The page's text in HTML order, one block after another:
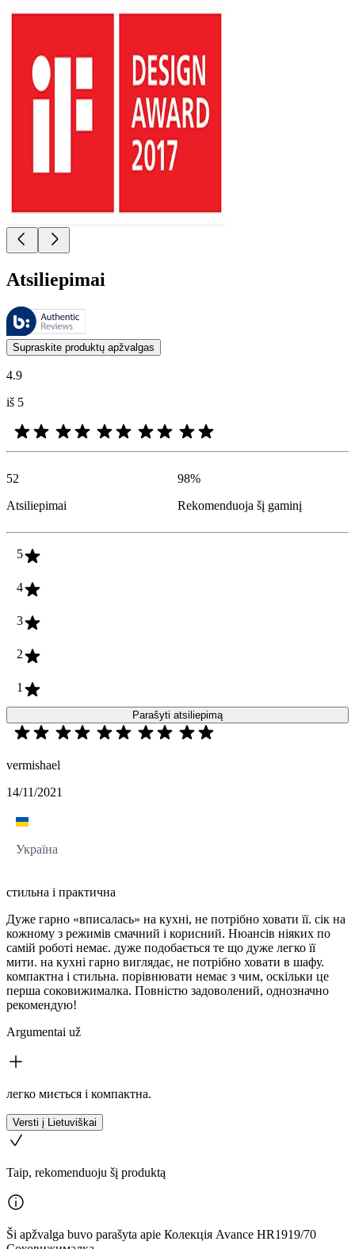
Atsiliepimai
Šiuos atsiliepimus tvarko „Bazaarvoice“ ir jie atitinka
Klientų nuomonės, pateikiamos kaip produktų ir žvaigždučių
Supraskite produktų apžvalgas
4.9
iš 5
52
Atsiliepimai
98%
Rekomenduoja šį gaminį
5
4
3
2
1
Parašyti atsiliepimą
vermishael
14/11/2021
Україна
стильна і практична
Дуже гарно «вписалась» на кухні, не потрібно ховати її. сік на
кожному з режимів смачний і корисний. Нюансів ніяких по
самій роботі немає. дуже подобається те що дуже легко її
мити. на кухні гарно виглядає, не потрібно ховати в шафу.
компактна і стильна. порівнювати немає з чим, оскільки це
перша соковижималка. Повністю задоволений, однозначно
рекомендую!
Argumentai už
легко миється і компактна.
Versti į Lietuviškai
Taip, rekomenduoju šį produktą
Ši apžvalga buvo parašyta apie Колекція Avance HR1919/70